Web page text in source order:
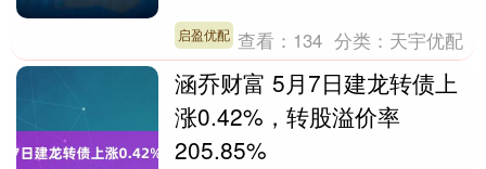
启盈优配 查看： 134 分类： 天宇优配
涵乔财富 5月7日建龙转债上
涨0.42%，转股溢价率
205.85%